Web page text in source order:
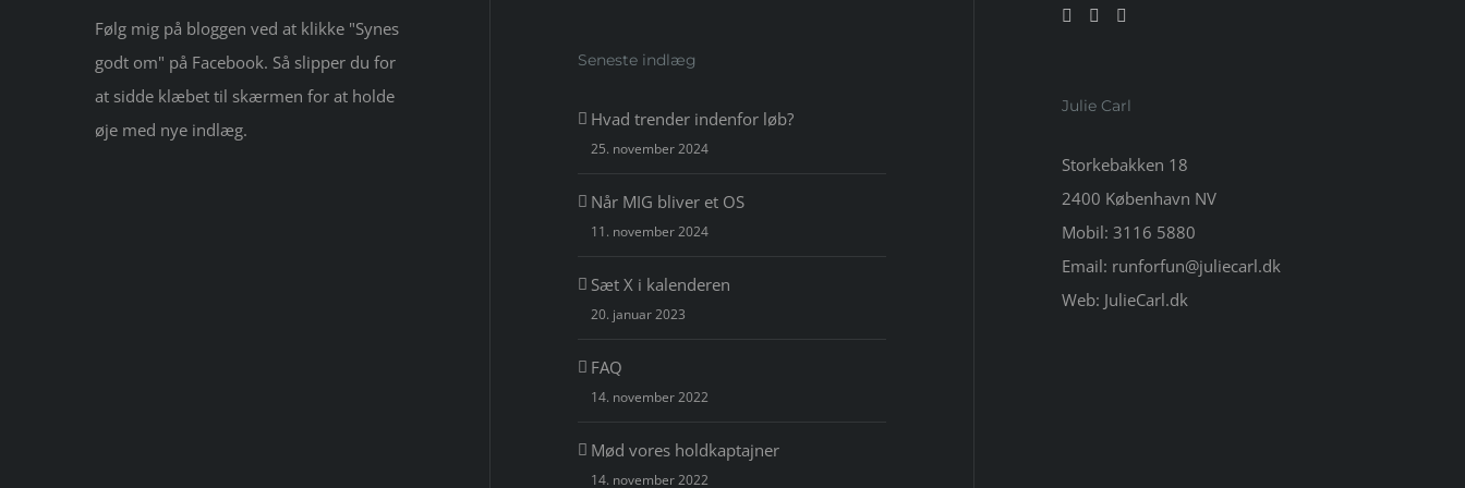
Følg mig på bloggen ved at klikke "Synes
godt om" på Facebook. Så slipper du for
at sidde klæbet til skærmen for at holde
øje med nye indlæg.
Seneste indlæg
Hvad trender indenfor løb?
25. november 2024
Når MIG bliver et OS
11. november 2024
Sæt X i kalenderen
20. januar 2023
FAQ
14. november 2022
Mød vores holdkaptajner
14. november 2022
Julie Carl
Storkebakken 18
2400 København NV
Mobil: 3116 5880
Email: runforfun@juliecarl.dk
Web: JulieCarl.dk